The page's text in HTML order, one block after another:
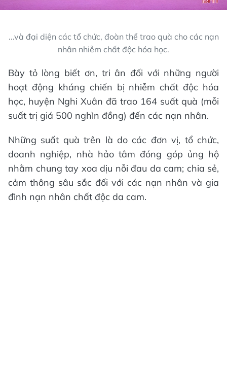
...và đại diện các tổ chức, đoàn thể trao quà cho các nạn
nhân nhiễm chất độc hóa học.
Bày tỏ lòng biết ơn, tri ân đối với những người
hoạt động kháng chiến bị nhiễm chất độc hóa
học, huyện Nghi Xuân đã trao 164 suất quà (mỗi
suất trị giá 500 nghìn đồng) đến các nạn nhân.
Những suất quà trên là do các đơn vị, tổ chức,
doanh nghiệp, nhà hảo tâm đóng góp ủng hộ
nhằm chung tay xoa dịu nỗi đau da cam; chia sẻ,
cảm thông sâu sắc đối với các nạn nhân và gia
đình nạn nhân chất độc da cam.